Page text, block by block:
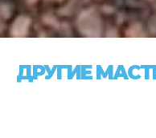
ДРУГИЕ